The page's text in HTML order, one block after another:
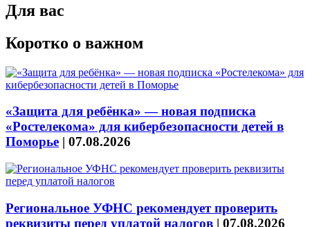
Для вас
Коротко о важном
«Защита для ребёнка» — новая подписка
«Ростелекома» для кибербезопасности детей в
Поморье | 07.08.2026
Региональное УФНС рекомендует проверить
реквизиты перед уплатой налогов | 07.08.2026